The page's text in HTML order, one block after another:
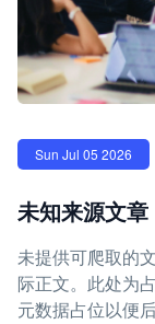
Sun Jul 05 2026
未知来源文章
未提供可爬取的
际正文。此处为
元数据占位以便